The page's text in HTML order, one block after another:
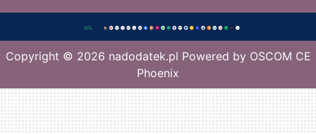
Copyright © 2026 nadodatek.pl Powered by OSCOM CE
Phoenix